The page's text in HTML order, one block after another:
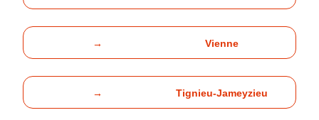
→ Vienne
→ Tignieu-Jameyzieu